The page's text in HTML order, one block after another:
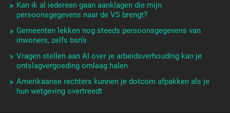
Kan ik al iedereen gaan aanklagen die mijn
persoonsgegevens naar de VS brengt?
Gemeenten lekken nog steeds persoonsgegevens van
inwoners, zelfs bsn’s
Vragen stellen aan AI over je arbeidsverhouding kan je
ontslagvergoeding omlaag halen
Amerikaanse rechters kunnen je dotcom afpakken als je
hun wetgeving overtreedt